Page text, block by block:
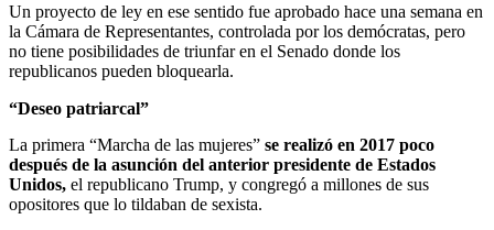
Un proyecto de ley en ese sentido fue aprobado hace una semana en
la Cámara de Representantes, controlada por los demócratas, pero
no tiene posibilidades de triunfar en el Senado donde los
republicanos pueden bloquearla.
“Deseo patriarcal”
La primera “Marcha de las mujeres” se realizó en 2017 poco
después de la asunción del anterior presidente de Estados
Unidos, el republicano Trump, y congregó a millones de sus
opositores que lo tildaban de sexista.